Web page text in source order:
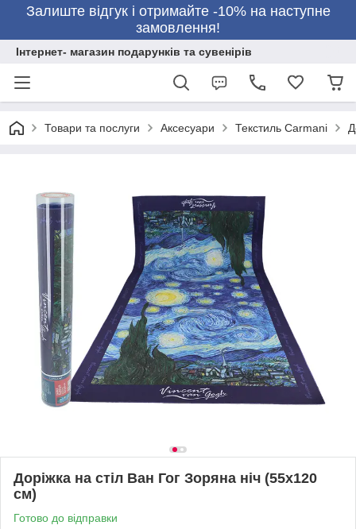
Залиште відгук і отримайте -10% на наступне
замовлення!
Інтернет- магазин подарунків та сувенірів
Товари та послуги Аксесуари Текстиль Carmani
Доріжка на стіл Ван Гог Зоряна ніч (55х120
см)
Готово до відправки